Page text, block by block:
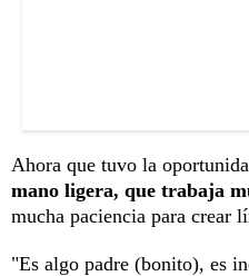
Ahora que tuvo la
mano ligera, que trabaja
mucha paciencia para crear
"Es algo padre (bonito), es